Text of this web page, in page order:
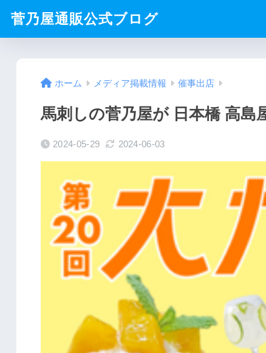
菅乃屋通販公式ブログ
ホーム メディア掲載情報 催事出店
馬刺しの菅乃屋が 日本橋 高島
2024-05-29 2024-06-03